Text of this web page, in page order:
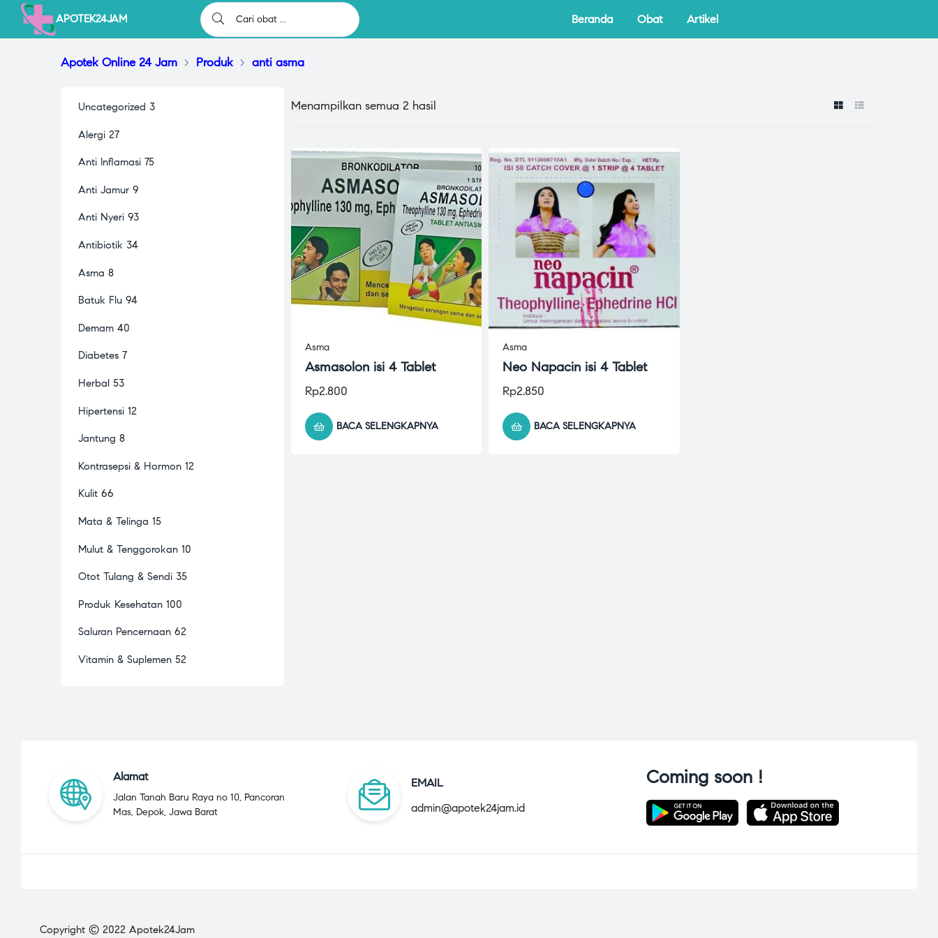
APOTEK24JAM Beranda Obat Artikel
Apotek Online 24 Jam > Produk > anti asma
Menampilkan semua 2 hasil
Asma
Asmasolon isi 4 Tablet
Rp2.800
BACA SELENGKAPNYA
Asma
Neo Napacin isi 4 Tablet
Rp2.850
BACA SELENGKAPNYA
Uncategorized 3
Alergi 27
Anti Inflamasi 75
Anti Jamur 9
Anti Nyeri 93
Antibiotik 34
Asma 8
Batuk Flu 94
Demam 40
Diabetes 7
Herbal 53
Hipertensi 12
Jantung 8
Kontrasepsi & Hormon 12
Kulit 66
Mata & Telinga 15
Mulut & Tenggorokan 10
Otot Tulang & Sendi 35
Produk Kesehatan 100
Saluran Pencernaan 62
Vitamin & Suplemen 52
Alamat
Jalan Tanah Baru Raya no 10, Pancoran
Mas, Depok, Jawa Barat
EMAIL
admin@apotek24jam.id
Coming soon !
Copyright © 2022 Apotek24Jam